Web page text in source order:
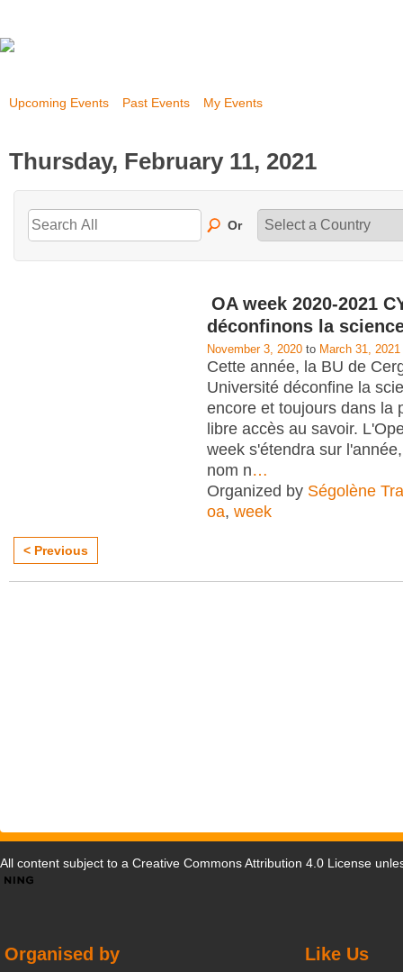
Upcoming Events Past Events My Events
Thursday, February 11, 2021
Or
OA week 2020-2021
déconfinons la
November 3, 2020 to March 31, 2021
Cette année, la BU de
Université déconfine la
encore et toujours dans la
libre accès au savoir.
week s'étendra sur
nom n…
Organized by Ségolène
oa, week
< Previous
All content subject to a Creative Commons Attribution 4.0 License
Like Us
Organised by